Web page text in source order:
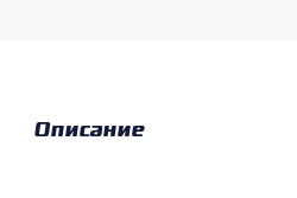
Описание